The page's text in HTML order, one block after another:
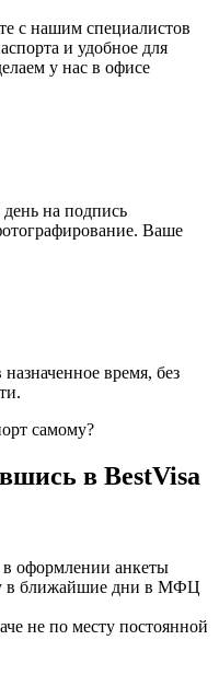
с нашим специалистов
и удобное для
у нас в офисе
на подпись
Ваше
время, без
самому?
в BestVisa
оформлении анкеты
в ближайшие дни в МФЦ
не по месту постоянной